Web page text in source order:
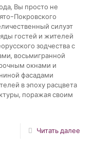
Вы просто не
Покровского
силуэт
гостей и жителей
зодчества с
восьмигранной
окнами и
фасадами
в эпоху расцвета
поражая своим
Читать далее